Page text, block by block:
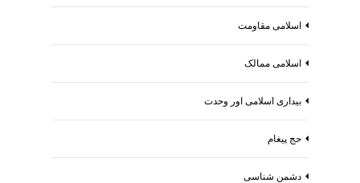
اسلامی مقاومت
اسلامی ممالک
بیداری اسلامی اور وحدت
حج پیغام
دشمن شناسی